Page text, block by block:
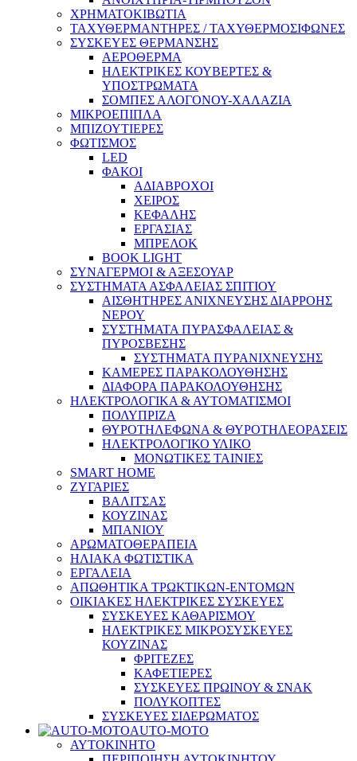
ΧΡΗΜΑΤΟΚΙΒΩΤΙΑ
ΤΑΧΥΘΕΡΜΑΝΤΗΡΕΣ / ΤΑΧΥΘΕΡΜΟΣΙΦΩΝΕΣ
ΣΥΣΚΕΥΕΣ ΘΕΡΜΑΝΣΗΣ
ΑΕΡΟΘΕΡΜΑ
ΗΛΕΚΤΡΙΚΕΣ ΚΟΥΒΕΡΤΕΣ &
ΥΠΟΣΤΡΩΜΑΤΑ
ΣΟΜΠΕΣ ΑΛΟΓΟΝΟΥ-ΧΑΛΑΖΙΑ
ΜΙΚΡΟΕΠΙΠΛΑ
ΜΠΙΖΟΥΤΙΕΡΕΣ
ΦΩΤΙΣΜΟΣ
LED
ΦΑΚΟΙ
ΑΔΙΑΒΡΟΧΟΙ
ΧΕΙΡΟΣ
ΚΕΦΑΛΗΣ
ΕΡΓΑΣΙΑΣ
ΜΠΡΕΛΟΚ
BOOK LIGHT
ΣΥΝΑΓΕΡΜΟΙ & ΑΞΕΣΟΥΑΡ
ΣΥΣΤΗΜΑΤΑ ΑΣΦΑΛΕΙΑΣ ΣΠΙΤΙΟΥ
ΑΙΣΘΗΤΗΡΕΣ ΑΝΙΧΝΕΥΣΗΣ ΔΙΑΡΡΟΗΣ
ΝΕΡΟΥ
ΣΥΣΤΗΜΑΤΑ ΠΥΡΑΣΦΑΛΕΙΑΣ &
ΠΥΡΟΣΒΕΣΗΣ
ΣΥΣΤΗΜΑΤΑ ΠΥΡΑΝΙΧΝΕΥΣΗΣ
ΚΑΜΕΡΕΣ ΠΑΡΑΚΟΛΟΥΘΗΣΗΣ
ΔΙΑΦΟΡΑ ΠΑΡΑΚΟΛΟΥΘΗΣΗΣ
ΗΛΕΚΤΡΟΛΟΓΙΚΑ & ΑΥΤΟΜΑΤΙΣΜΟΙ
ΠΟΛΥΠΡΙΖΑ
ΘΥΡΟΤΗΛΕΦΩΝΑ & ΘΥΡΟΤΗΛΕΟΡΑΣΕΙΣ
ΗΛΕΚΤΡΟΛΟΓΙΚΟ ΥΛΙΚΟ
ΜΟΝΩΤΙΚΕΣ ΤΑΙΝΙΕΣ
SMART HOME
ΖΥΓΑΡΙΕΣ
ΒΑΛΙΤΣΑΣ
ΚΟΥΖΙΝΑΣ
ΜΠΑΝΙΟΥ
ΑΡΩΜΑΤΟΘΕΡΑΠΕΙΑ
ΗΛΙΑΚΑ ΦΩΤΙΣΤΙΚΑ
ΕΡΓΑΛΕΙΑ
ΑΠΩΘΗΤΙΚΑ ΤΡΩΚΤΙΚΩΝ-ΕΝΤΟΜΩΝ
ΟΙΚΙΑΚΕΣ ΗΛΕΚΤΡΙΚΕΣ ΣΥΣΚΕΥΕΣ
ΣΥΣΚΕΥΕΣ ΚΑΘΑΡΙΣΜΟΥ
ΗΛΕΚΤΡΙΚΕΣ ΜΙΚΡΟΣΥΣΚΕΥΕΣ
ΚΟΥΖΙΝΑΣ
ΦΡΙΤΕΖΕΣ
ΚΑΦΕΤΙΕΡΕΣ
ΣΥΣΚΕΥΕΣ ΠΡΩΙΝΟΥ & ΣΝΑΚ
ΠΟΛΥΚΟΠΤΕΣ
ΣΥΣΚΕΥΕΣ ΣΙΔΕΡΩΜΑΤΟΣ
AUTO-MOTO
ΑΥΤΟΚΙΝΗΤΟ